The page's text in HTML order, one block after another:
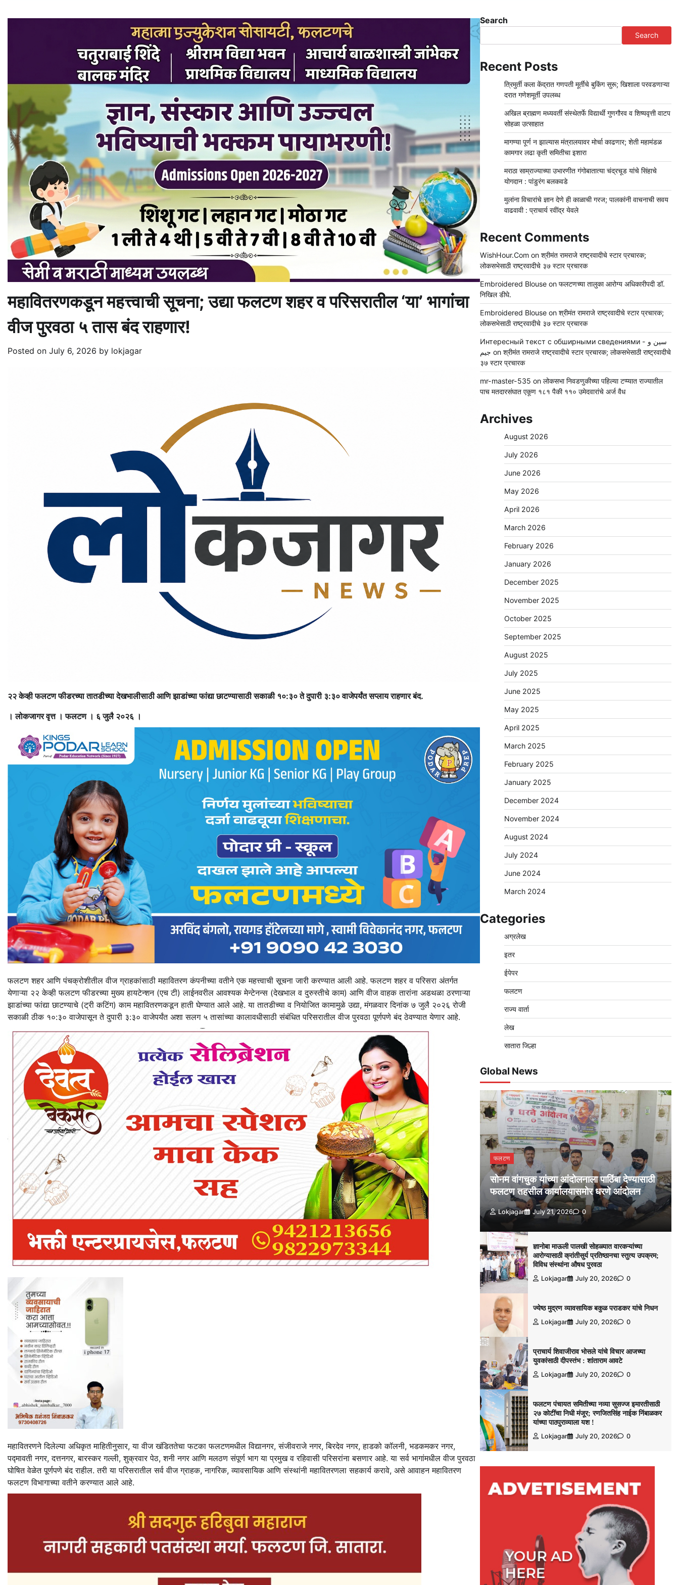
महावितरणकडून महत्त्वाची सूचना; उद्या फलटण शहर व परिसरातील ‘या’ भागांचा
वीज पुरवठा ५ तास बंद राहणार!
Posted on July 6, 2026 by lokjagar
२२ केव्ही फलटण फीडरच्या तातडीच्या देखभालीसाठी आणि झाडांच्या फांद्या छाटण्यासाठी सकाळी १०:३० ते दुपारी ३:३० वाजेपर्यंत सप्लाय राहणार बंद.
। लोकजागर वृत्त । फलटण । ६ जुलै २०२६ ।
फलटण शहर आणि पंचक्रोशीतील वीज ग्राहकांसाठी महावितरण कंपनीच्या वतीने एक महत्त्वाची सूचना जारी करण्यात आली आहे. फलटण शहर व परिसरा अंतर्गत
येणाऱ्या २२ केव्ही फलटण फीडरच्या मुख्य हायटेन्शन (एच टी) लाईनवरील आवश्यक मेन्टेनन्स (देखभाल व दुरुस्तीचे काम) आणि वीज वाहक तारांना अडथळा ठरणाऱ्या
झाडांच्या फांद्या छाटण्याचे (ट्री कटिंग) काम महावितरणकडून हाती घेण्यात आले आहे. या तातडीच्या व नियोजित कामामुळे उद्या, मंगळवार दिनांक ७ जुलै २०२६ रोजी
सकाळी ठीक १०:३० वाजेपासून ते दुपारी ३:३० वाजेपर्यंत अशा सलग ५ तासांच्या कालावधीसाठी संबंधित परिसरातील वीज पुरवठा पूर्णपणे बंद ठेवण्यात येणार आहे.
महावितरणने दिलेल्या अधिकृत माहितीनुसार, या वीज खंडिततेचा फटका फलटणमधील विद्यानगर, संजीवराजे नगर, बिरदेव नगर, हाडको कॉलनी, भडकमकर नगर,
पद्मावती नगर, दत्तनगर, बारस्कर गल्ली, शुक्रवार पेठ, शनी नगर आणि मलठण संपूर्ण भाग या प्रमुख व रहिवासी परिसरांना बसणार आहे. या सर्व भागांमधील वीज पुरवठा
घोषित वेळेत पूर्णपणे बंद राहील. तरी या परिसरातील सर्व वीज ग्राहक, नागरिक, व्यावसायिक आणि संस्थांनी महावितरणला सहकार्य करावे, असे आवाहन महावितरण
फलटण विभागाच्या वतीने करण्यात आले आहे.
Search
Search
Recent Posts
त्रिमुर्ती कला केंद्रात गणपती मूर्तींचे बुकिंग सुरू; खिशाला परवडणाऱ्या
दरात गणेशमूर्ती उपलब्ध
अखिल ब्राह्मण मध्यवर्ती संस्थेतर्फे विद्यार्थी गुणगौरव व शिष्यवृत्ती वाटप
सोहळा उत्साहात
मागण्या पूर्ण न झाल्यास मंत्रालयावर मोर्चा काढणार; शेती महामंडळ
कामगार लढा कृती समितीचा इशारा
मराठा साम्राज्याच्या उभारणीत गंगोबातात्या चंद्रचूड यांचे सिंहाचे
योगदान : पांडुरंग बलकवडे
मुलांना विचारांचे ज्ञान देणे ही काळाची गरज; पालकांनी वाचनाची सवय
वाढवावी : प्राचार्य रवींद्र येवले
Recent Comments
WishHour.Comon श्रीमंत रामराजे राष्ट्रवादीचे स्टार प्रचारक;
लोकसभेसाठी राष्ट्रवादीचे ३७ स्टार प्रचारक
Embroidered Blouseon फलटणच्या तालुका आरोग्य अधिकारीपदी डॉ.
निखिल डीघे.
Embroidered Blouseon श्रीमंत रामराजे राष्ट्रवादीचे स्टार प्रचारक;
लोकसभेसाठी राष्ट्रवादीचे ३७ स्टार प्रचारक
Интересный текст с обширными сведениями - سين و
جيم on श्रीमंत रामराजे राष्ट्रवादीचे स्टार प्रचारक; लोकसभेसाठी राष्ट्रवादीचे
३७ स्टार प्रचारक
mr-master-535 on लोकसभा निवडणुकीच्या पहिल्या टप्प्यात राज्यातील
पाच मतदारसंघात एकूण १८१ पैकी ११० उमेदवारांचे अर्ज वैध
Archives
August 2026
July 2026
June 2026
May 2026
April 2026
March 2026
February 2026
January 2026
December 2025
November 2025
October 2025
September 2025
August 2025
July 2025
June 2025
May 2025
April 2025
March 2025
February 2025
January 2025
December 2024
November 2024
August 2024
July 2024
June 2024
March 2024
Categories
अग्रलेख
इतर
ईपेपर
फलटण
राज्य वार्ता
लेख
सातारा जिल्हा
Global News
फलटण
सोनम वांगचुक यांच्या आंदोलनाला पाठिंबा देण्यासाठी
फलटण तहसील कार्यालयासमोर धरणे आंदोलन
Lokjagar July 21, 2026 0
ज्ञानोबा माऊली पालखी सोहळ्यात वारकऱ्यांच्या
आरोग्यासाठी क्रांतीसुर्य प्रतिष्ठानचा स्तुत्य उपक्रम;
विविध संस्थांना औषध पुरवठा
Lokjagar July 20, 2026 0
ज्येष्ठ मुद्रण व्यावसायिक बकुळ पराडकर यांचे निधन
Lokjagar July 20, 2026 0
प्राचार्य शिवाजीराव भोसले यांचे विचार आजच्या
युवकांसाठी दीपस्तंभ : शांताराम आवटे
Lokjagar July 20, 2026 0
फलटण पंचायत समितीच्या नव्या सुसज्ज इमारतीसाठी
२७ कोटींचा निधी मंजूर; रणजितसिंह नाईक निंबाळकर
यांच्या पाठपुराव्याला यश !
Lokjagar July 20, 2026 0